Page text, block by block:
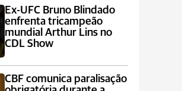
Ex-UFC Bruno Blindado
enfrenta tricampeão
mundial Arthur Lins no
CDL Show
CBF comunica paralisação